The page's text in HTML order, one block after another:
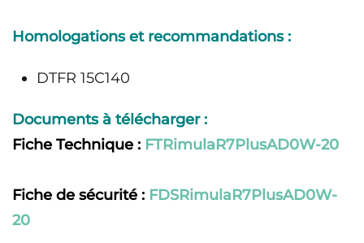
Homologations et recommandations :
DTFR 15C140
Documents à télécharger :
Fiche Technique : FTRimulaR7PlusAD0W-20
Fiche de sécurité : FDSRimulaR7PlusAD0W-
20